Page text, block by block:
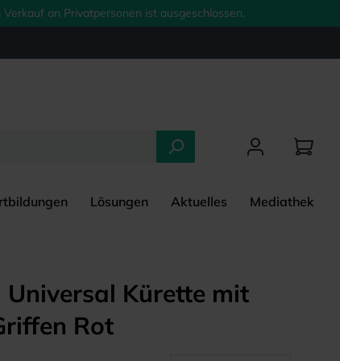
an Privatpersonen ist ausgeschlossen.
Lösungen Aktuelles Mediathek
Kürette mit
Rot